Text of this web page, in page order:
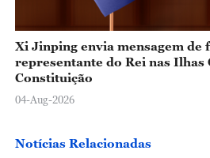
Xi Jinping envia mensagem de
representante do Rei nas Ilhas
Constituição
04-Aug-2026
Notícias Relacionadas